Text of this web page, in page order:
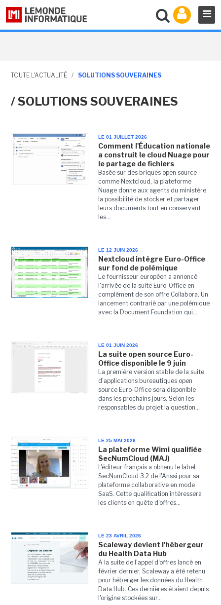
TOUTE L'ACTUALITÉ / SOLUTIONS SOUVERAINES
/ SOLUTIONS SOUVERAINES
LE 01 JUILLET 2026
Comment l'Éducation nationale
a construit le cloud Nuage pour
le partage de fichiers
Basée sur des briques open source
comme Nextcloud, la plateforme
Nuage donne aux agents du ministère
la possibilité de stocker et partager
leurs documents tout en conservant
les...
LE 12 JUIN 2026
Nextcloud intègre Euro-Office
sur fond de polémique
Le fournisseur européen a annoncé
l'arrivée de la suite Euro-Office en
complément de son offre Collabora. Un
lancement contrarié par une polémique
avec la Document Foundation qui...
LE 01 JUIN 2026
La suite open source Euro-
Office disponible le 9 juin
La première version stable de la suite
d'applications bureautiques open
source Euro-Office sera disponible
dans les prochains jours. Selon les
responsables du projet la question...
LE 25 MAI 2026
La plateforme Wimi qualifiée
SecNumCloud (MAJ)
L'éditeur français a obtenu le label
SecNumCloud 3.2 de l'Anssi pour sa
plateforme collaborative en mode
SaaS. Cette qualification intéressera
les clients en quête d'offres...
LE 23 AVRIL 2026
Scaleway devient l'hébergeur
du Health Data Hub
A la suite de l'appel d'offres lancé en
février dernier, Scaleway a été retenu
pour héberger les données du Health
Data Hub. Ces dernières étaient depuis
l'origine stockées sur...